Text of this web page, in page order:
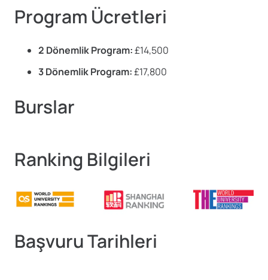
Program Ücretleri
2 Dönemlik Program:£14,500
3 Dönemlik Program:£17,800
Burslar
Ranking Bilgileri
Başvuru Tarihleri